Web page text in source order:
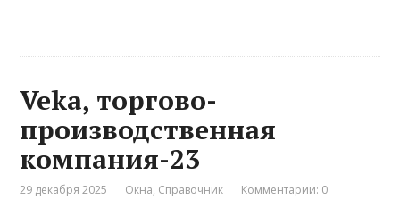
Veka, торгово-
производственная
компания-23
29 декабря 2025 Окна, Справочник Комментарии: 0